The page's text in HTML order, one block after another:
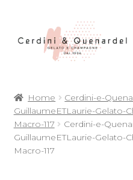
Home
Cerdini-e-
GuillaumeETLaurie-Gelato-
Macro-117
Cerdini-e-
GuillaumeETLaurie-Gelato-
Macro-117